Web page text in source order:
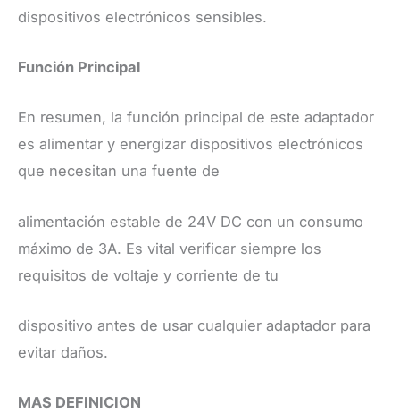
dispositivos electrónicos sensibles.
Función Principal
En resumen, la función principal de este adaptador
es alimentar y energizar dispositivos electrónicos
que necesitan una fuente de
alimentación estable de 24V DC con un consumo
máximo de 3A. Es vital verificar siempre los
requisitos de voltaje y corriente de tu
dispositivo antes de usar cualquier adaptador para
evitar daños.
MAS DEFINICION